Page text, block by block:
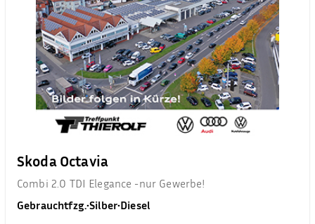
Skoda Octavia
Combi 2.0 TDI Elegance -nur Gewerbe!
Gebrauchtfzg.•Silber•Diesel